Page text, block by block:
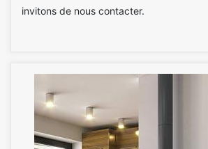
invitons de nous contacter.